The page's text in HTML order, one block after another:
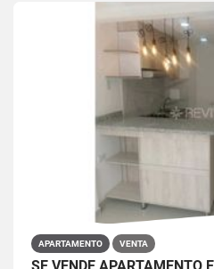
APARTAMENTO VENTA